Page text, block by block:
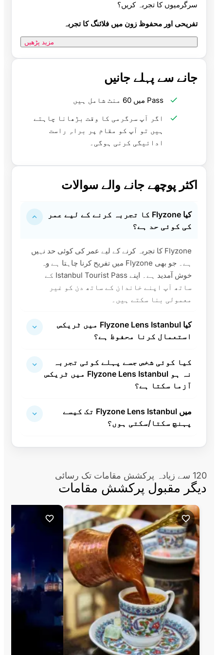
سرگرمیوں کا تجربہ کریں؟
تفریحی اور محفوظ زون میں فلائنگ کا تجربہ
مزید پڑھیں
جانے سے پہلے جانیں
Pass میں 60 منٹ شامل ہیں
اگر آپ سرگرمی کا وقت بڑھانا چاہتے
ہیں تو آپ کو مقام پر براہِ راست
ادائیگی کرنی ہوگی۔
اکثر پوچھے جانے والے سوالات
کیا Flyzone کا تجربہ کرنے کے لیے عمر
کی کوئی حد ہے؟
Flyzone کا تجربہ کرنے کے لیے عمر کی کوئی حد نہیں
ہے۔ جو بھی Flyzone میں تفریح کرنا چاہتا ہے وہ
خوش آمدید ہے۔ اپنے Istanbul Tourist Pass کے
ساتھ آپ اپنے خاندان کے ساتھ دن کو غیر
معمولی بنا سکتے ہیں۔
کیا Flyzone Lens Istanbul میں ٹریکس
استعمال کرنا محفوظ ہے؟
کیا کوئی شخص جسے پہلے کوئی تجربہ
نہ ہو Flyzone Lens Istanbul میں ٹریکس
آزما سکتا ہے؟
میں Flyzone Lens Istanbul تک کیسے
پہنچ سکتا/سکتی ہوں؟
120 سے زیادہ پرکشش مقامات تک رسائی
دیگر مقبول پرکشش مقامات